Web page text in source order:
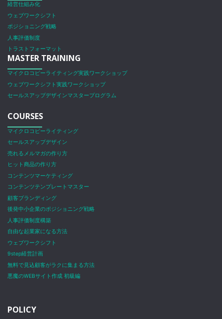
経営仕組み化
ウェブワークシフト
ポジショニング戦略
人事評価制度
トラストフォーマット
MASTER TRAINING
マイクロコピーライティング実践ワークショップ
ウェブワークシフト実践ワークショップ
セールスアップデザインマスタープログラム
COURSES
マイクロコピーライティング
セールスアップデザイン
売れるメルマガの作り方
ヒット商品の作り方
コンテンツマーケティング
コンテンツテンプレートマスター
顧客ブランディング
後発中小企業のポジショニング戦略
人事評価制度構築
自由な起業家になる方法
ウェブワークシフト
9step経営計画
無料で見込顧客がラクに集まる方法
悪魔のWEBサイト作成 初級編
POLICY